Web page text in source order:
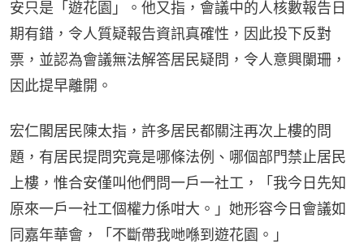
安只是「遊花園」。他又指，會議中的人核數報告日
期有錯，令人質疑報告資訊真確性，因此投下反對
票，並認為會議無法解答居民疑問，令人意興闌珊，
因此提早離開。
宏仁閣居民陳太指，許多居民都關注再次上樓的問
題，有居民提問究竟是哪條法例、哪個部門禁止居民
上樓，惟合安僅叫他們問一戶一社工，「我今日先知
原來一戶一社工個權力係咁大。」她形容今日會議如
同嘉年華會，「不斷帶我哋喺到遊花園。」